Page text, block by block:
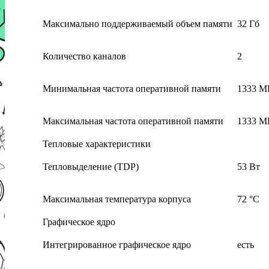
Максимально поддерживаемый объем памяти 32 Гб
Количество каналов 2
Минимальная частота оперативной памяти 1333
Максимальная частота оперативной памяти 1333
Тепловые характеристики
Тепловыделение (TDP) 53 Вт
Максимальная температура корпуса 72 °C
Графическое ядро
Интегрированное графическое ядро есть